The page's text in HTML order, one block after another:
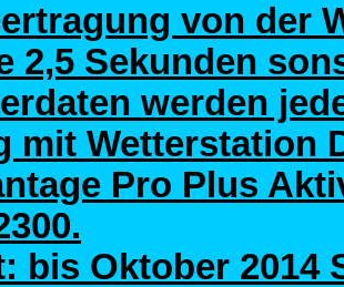
von der
2,5 Sekunden
werden
mit Wetterstation
Pro Plus
bis Oktober 2014